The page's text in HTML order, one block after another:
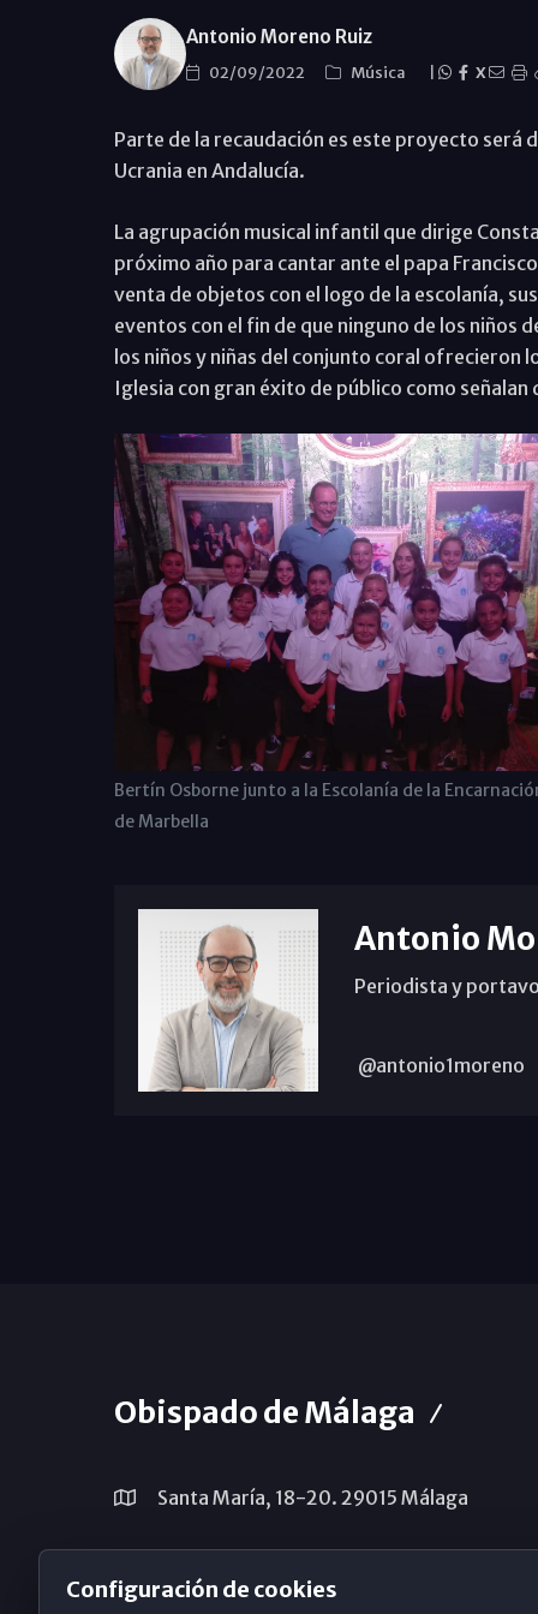
Antonio Moreno Ruiz
02/09/2022 Música X
Parte de la recaudación es este proyecto será
Ucrania en Andalucía.
La agrupación musical infantil que dirige
próximo año para cantar ante el papa
venta de objetos con el logo de la escolanía,
eventos con el fin de que ninguno de los
los niños y niñas del conjunto coral ofrecieron
Iglesia con gran éxito de público como señalan
Bertín Osborne junto a la Escolanía de la
de Marbella
Antonio
Periodista y
@antonio1moreno
Obispado de Málaga
Santa María, 18-20. 29015 Málaga
Configuración de cookies